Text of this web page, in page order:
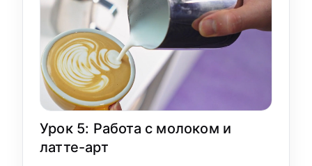
Урок 5: Работа с молоком и
латте-арт